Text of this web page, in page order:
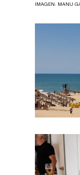
IMAGEN: MANU